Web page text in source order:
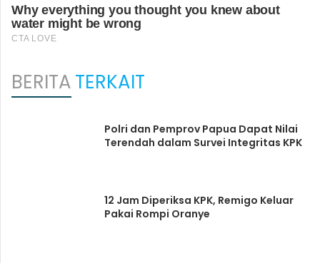
BERITATERKAIT
Polri dan Pemprov Papua Dapat Nilai
Terendah dalam Survei Integritas KPK
12 Jam Diperiksa KPK, Remigo Keluar
Pakai Rompi Oranye